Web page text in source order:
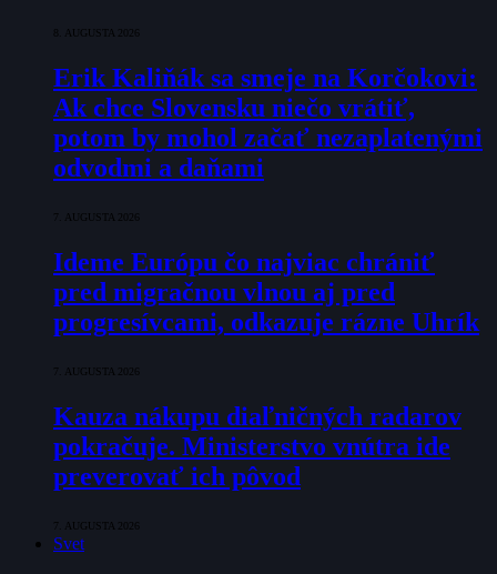
8. AUGUSTA 2026
Erik Kaliňák sa smeje na Korčokovi:
Ak chce Slovensku niečo vrátiť,
potom by mohol začať nezaplatenými
odvodmi a daňami
7. AUGUSTA 2026
Ideme Európu čo najviac chrániť
pred migračnou vlnou aj pred
progresívcami, odkazuje rázne Uhrík
7. AUGUSTA 2026
Kauza nákupu diaľničných radarov
pokračuje. Ministerstvo vnútra ide
preverovať ich pôvod
7. AUGUSTA 2026
Svet